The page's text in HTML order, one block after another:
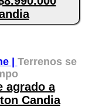
| Terrenos se
agrado a
Candia